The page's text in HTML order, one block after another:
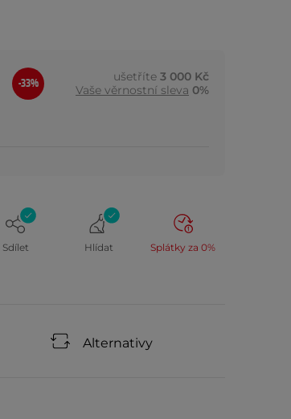
-33% ušetříte 3 000 Kč
Vaše věrnostní sleva 0%
Sdílet Hlídat Splátky za 0%
Alternativy